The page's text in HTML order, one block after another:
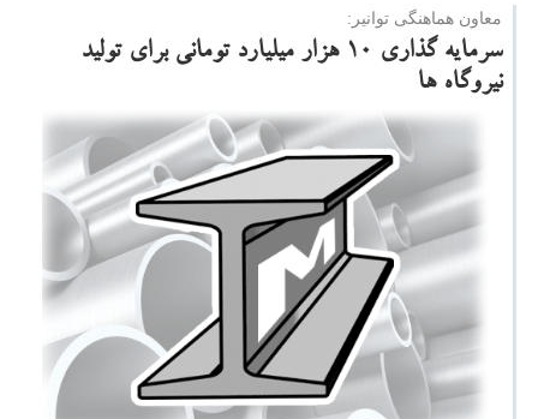
معاون هماهنگی توانیر:
سرمایه گذاری ۱۰ هزار میلیارد تومانی برای تولید
نیروگاه ها